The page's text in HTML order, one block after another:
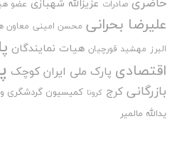
صادرات عضو
علیرضا بحرانی محسن امینی معاون
البرز مهشید قورچیان هیات نمایندگان
اقتصادی پارک ملی ایران کوچک
بازرگانی کرج کرونا کمیسیون گردشگری و
یدالله مالمیر